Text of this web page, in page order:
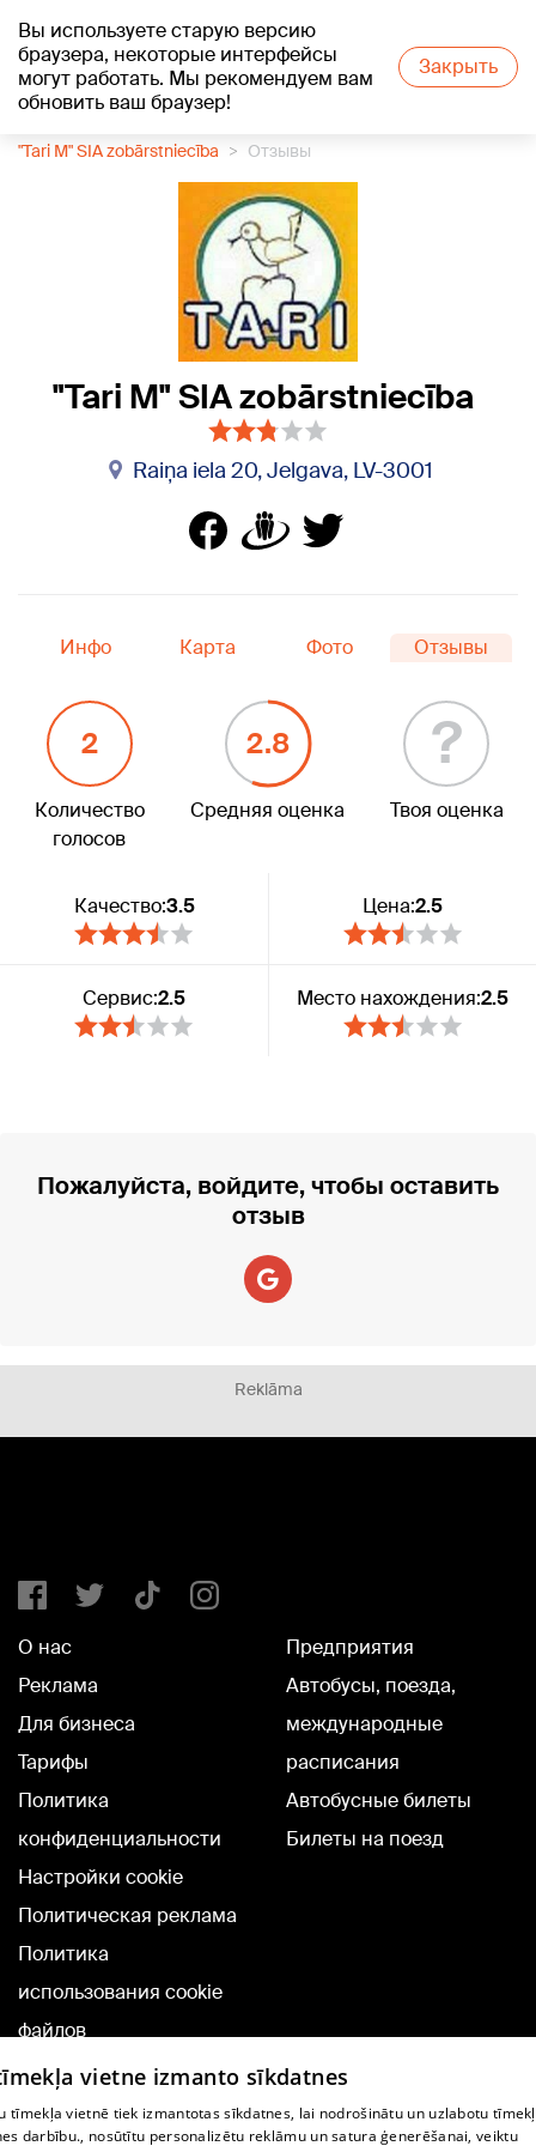
Вы используете старую версию
браузера, некоторые интерфейсы
могут работать. Мы рекомендуем вам
обновить ваш браузер!
Закрыть
+20°C
"Tari M" SIA zobārstniecība
Отзывы
"Tari M" SIA zobārstniecība
Raiņa iela 20, Jelgava, LV-3001
Инфо Карта Фото Отзывы
2
Количество
голосов
2.8
Средняя оценка
?
Твоя оценка
Качество:3.5 Цена:2.5
Сервис:2.5 Место нахождения:2.5
Пожалуйста, войдите, чтобы оставить
отзыв
Reklāma
О нас
Реклама
Для бизнеса
Тарифы
Политика
конфиденциальности
Настройки cookie
Политическая реклама
Политика
использования cookie
файлов
Добавление
комментариев
Предприятия
Автобусы, поезда,
международные
расписания
Автобусные билеты
Билеты на поезд
vietne izmanto sīkdatnes
tīmekļa vietnē tiek izmantotas sīkdatnes, lai nodrošinātu un uzlabotu
darbību., nosūtītu personalizētu reklāmu un satura ģenerēšanai, veiktu